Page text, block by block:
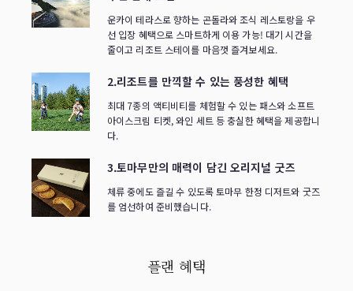
운카이 테라스로 향하는 곤돌라와 조식 레스토랑을 우
선 입장 혜택으로 스마트하게 이용 가능! 대기 시간을
줄이고 리조트 스테이를 마음껏 즐겨보세요.
2.리조트를 만끽할 수 있는 풍성한 혜택
최대 7종의 액티비티를 체험할 수 있는 패스와 소프트
아이스크림 티켓, 와인 세트 등 충실한 혜택을 제공합니
다.
3.토마무만의 매력이 담긴 오리지널 굿즈
체류 중에도 즐길 수 있도록 토마무 한정 디저트와 굿즈
를 엄선하여 준비했습니다.
플랜 혜택